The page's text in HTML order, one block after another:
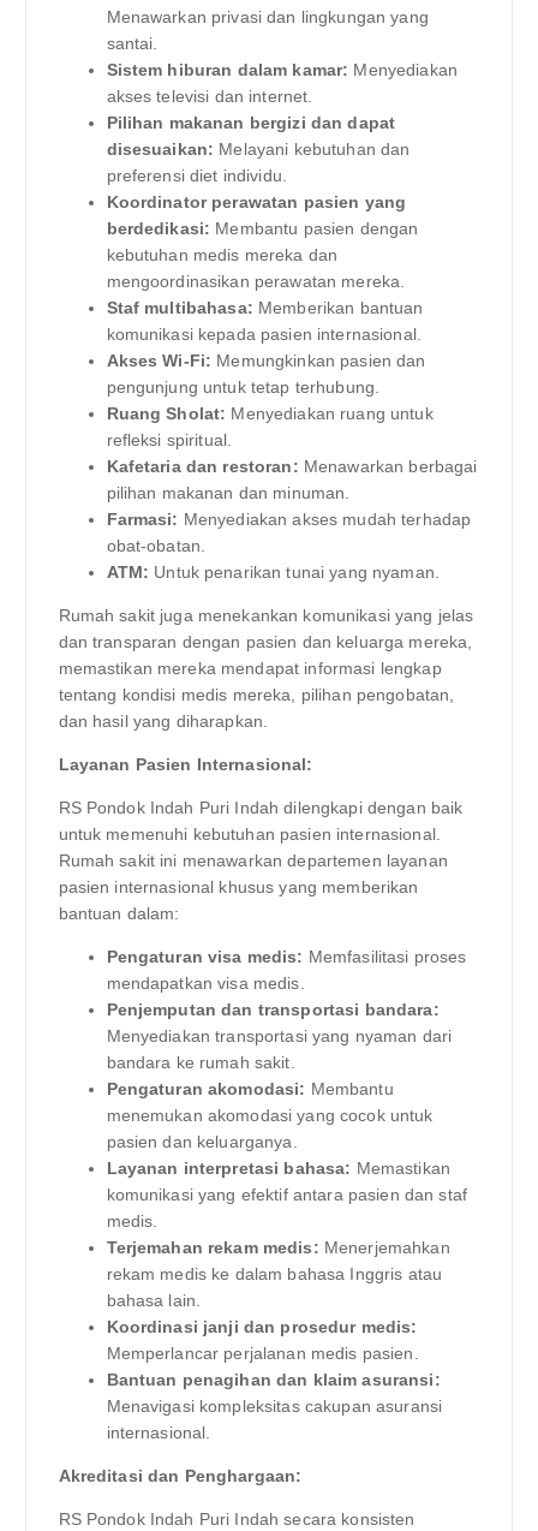
Menawarkan privasi dan lingkungan yang
santai.
Sistem hiburan dalam kamar: Menyediakan
akses televisi dan internet.
Pilihan makanan bergizi dan dapat
disesuaikan: Melayani kebutuhan dan
preferensi diet individu.
Koordinator perawatan pasien yang
berdedikasi: Membantu pasien dengan
kebutuhan medis mereka dan
mengoordinasikan perawatan mereka.
Staf multibahasa: Memberikan bantuan
komunikasi kepada pasien internasional.
Akses Wi-Fi: Memungkinkan pasien dan
pengunjung untuk tetap terhubung.
Ruang Sholat: Menyediakan ruang untuk
refleksi spiritual.
Kafetaria dan restoran: Menawarkan berbagai
pilihan makanan dan minuman.
Farmasi: Menyediakan akses mudah terhadap
obat-obatan.
ATM: Untuk penarikan tunai yang nyaman.
Rumah sakit juga menekankan komunikasi yang jelas
dan transparan dengan pasien dan keluarga mereka,
memastikan mereka mendapat informasi lengkap
tentang kondisi medis mereka, pilihan pengobatan,
dan hasil yang diharapkan.
Layanan Pasien Internasional:
RS Pondok Indah Puri Indah dilengkapi dengan baik
untuk memenuhi kebutuhan pasien internasional.
Rumah sakit ini menawarkan departemen layanan
pasien internasional khusus yang memberikan
bantuan dalam:
Pengaturan visa medis: Memfasilitasi proses
mendapatkan visa medis.
Penjemputan dan transportasi bandara:
Menyediakan transportasi yang nyaman dari
bandara ke rumah sakit.
Pengaturan akomodasi: Membantu
menemukan akomodasi yang cocok untuk
pasien dan keluarganya.
Layanan interpretasi bahasa: Memastikan
komunikasi yang efektif antara pasien dan staf
medis.
Terjemahan rekam medis: Menerjemahkan
rekam medis ke dalam bahasa Inggris atau
bahasa lain.
Koordinasi janji dan prosedur medis:
Memperlancar perjalanan medis pasien.
Bantuan penagihan dan klaim asuransi:
Menavigasi kompleksitas cakupan asuransi
internasional.
Akreditasi dan Penghargaan:
RS Pondok Indah Puri Indah secara konsisten